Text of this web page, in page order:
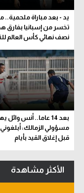
يد - بعد مباراة ملحمية..
تخسر من إسبانيا بفارق
نصف نهائي كأس العالم
بعد 14 عاما.. أنس وائل
مسؤولي الزمالك: أبلغوني
قبل إغلاق القيد بأيام
الأكثر مشاهدة